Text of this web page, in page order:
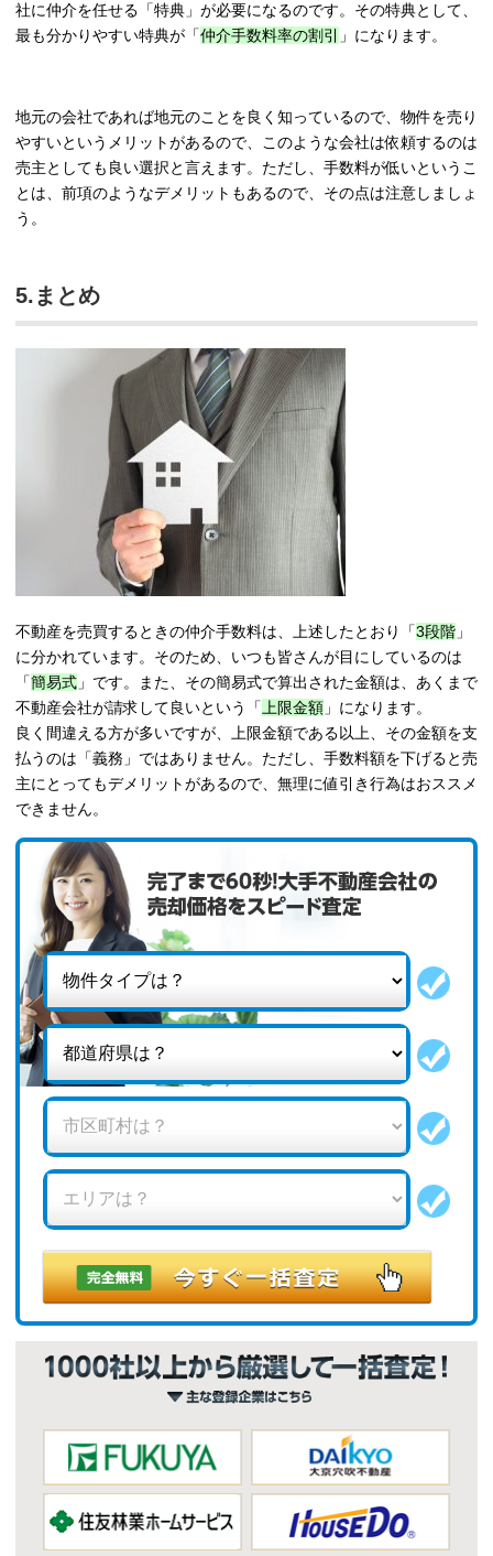
社に仲介を任せる「特典」が必要になるのです。その特典として、
最も分かりやすい特典が「仲介手数料率の割引 」になります。
地元の会社であれば地元のことを良く知っているので、物件を売り
やすいというメリットがあるので、このような会社は依頼するのは
売主としても良い選択と言えます。ただし、手数料が低いというこ
とは、前項のようなデメリットもあるので、その点は注意しましょ
う。
5.まとめ
不動産を売買するときの仲介手数料は、上述したとおり「3段階 」
に分かれています。そのため、いつも皆さんが目にしているのは
「簡易式 」です。また、その簡易式で算出された金額は、あくまで
不動産会社が請求して良いという「上限金額 」になります。
良く間違える方が多いですが、上限金額である以上、その金額を支
払うのは「義務」ではありません。ただし、手数料額を下げると売
主にとってもデメリットがあるので、無理に値引き行為はおススメ
できません。